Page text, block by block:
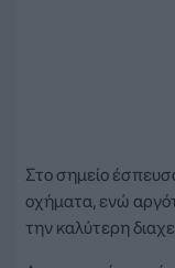
Στο σημείο
οχήματα, ενώ
την καλύτερη